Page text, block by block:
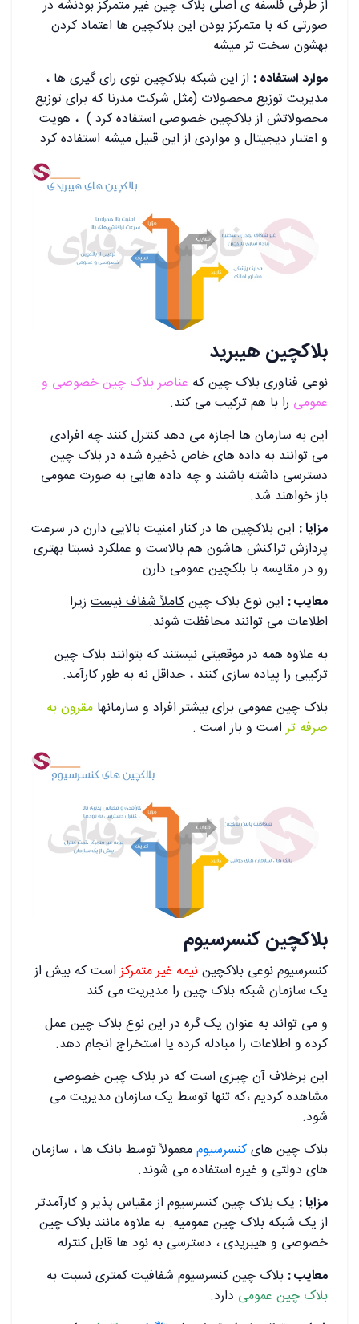
از طرفی فلسفه ی اصلی بلاک چین غیر متمرکز بودنشه در
صورتی که با متمرکز بودن این بلاکچین ها اعتماد کردن
بهشون سخت تر میشه
موارد استفاده : از این شبکه بلاکچین توی رای گیری ها ،
مدیریت توزیع محصولات (مثل شرکت مدرنا که برای توزیع
محصولاتش از بلاکچین خصوصی استفاده کرد ) ، هویت
و اعتبار دیجیتال و مواردی از این قبیل میشه استفاده کرد
بلاکچین هیبرید
نوعی فناوری بلاک چین که عناصر بلاک چین خصوصی و
عمومی را با هم ترکیب می کند.
این به سازمان ها اجازه می دهد کنترل کنند چه افرادی
می توانند به داده های خاص ذخیره شده در بلاک چین
دسترسی داشته باشند و چه داده هایی به صورت عمومی
باز خواهند شد.
مزایا : این بلاکچین ها در کنار امنیت بالایی دارن در سرعت
پردازش تراکنش هاشون هم بالاست و عملکرد نسبتا بهتری
رو در مقایسه با بلکچین عمومی دارن
معایب : این نوع بلاک چینکاملاً شفاف نیست زیرا
اطلاعات می توانند محافظت شوند.
به علاوه همه در موقعیتی نیستند که بتوانند بلاک چین
ترکیبی را پیاده سازی کنند ، حداقل نه به طور کارآمد.
بلاک چین عمومی برای بیشتر افراد و سازمانها مقرون به
صرفه تراست و باز است .
بلاکچین کنسرسیوم
کنسرسیوم نوعی بلاکچیننیمه غیر متمرکز است که بیش از
یک سازمان شبکه بلاک چین را مدیریت می کند
و می تواند به عنوان یک گره در این نوع بلاک چین عمل
کرده و اطلاعات را مبادله کرده یا استخراج انجام دهد.
این برخلاف آن چیزی است که در بلاک چین خصوصی
مشاهده کردیم ،که تنها توسط یک سازمان مدیریت می
شود.
بلاک چین هایکنسرسیوممعمولاً توسط بانک ها ، سازمان
های دولتی و غیره استفاده می شوند.
مزایا : یک بلاک چین کنسرسیوم از مقیاس پذیر و کارآمدتر
از یک شبکه بلاک چین عمومیه. به علاوه مانند بلاک چین
خصوصی و هیبریدی ، دسترسی به نود ها قابل کنترله
معایب : بلاک چین کنسرسیوم شفافیت کمتری نسبت به
بلاک چین عمومی دارد.